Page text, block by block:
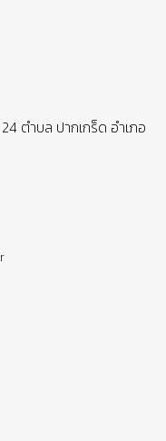
ตำบล ปากเกร็ด อำเภอ